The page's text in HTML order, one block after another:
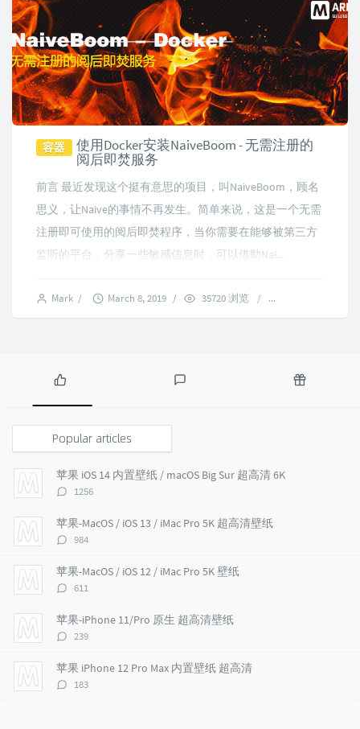
容器
使用Docker安装NaiveBoom - 无需注册的
阅后即焚服务
前言 最近发现这个挺有意思的项目，叫NaiveBoom，顾名
思义，让Naive的事情不再发生。简单来说，这是一个无需
注册即可使用的阅后即焚程序，当你需要在能够被第三方
监听的平台，分享一些敏感信息时，可以借助Nai...
Mark / March 8, 2019 / 35720 浏览 /
P
p
u
l
a
r
a
r
t
i
c
l
e
s
t
m
n
s
Popular articles
苹果 iOS 14 内置壁纸 / macOS Big Sur 超高清 6K
评
数：
1256
苹果-MacOS / iOS 13 / iMac Pro 5K 超高清壁纸
评
数：
984
苹果-MacOS / iOS 12 / iMac Pro 5K 壁纸
评
数：
611
苹果-iPhone 11/Pro 原生 超高清壁纸
评
数：
239
苹果 iPhone 12 Pro Max 内置壁纸 超高清
评
183